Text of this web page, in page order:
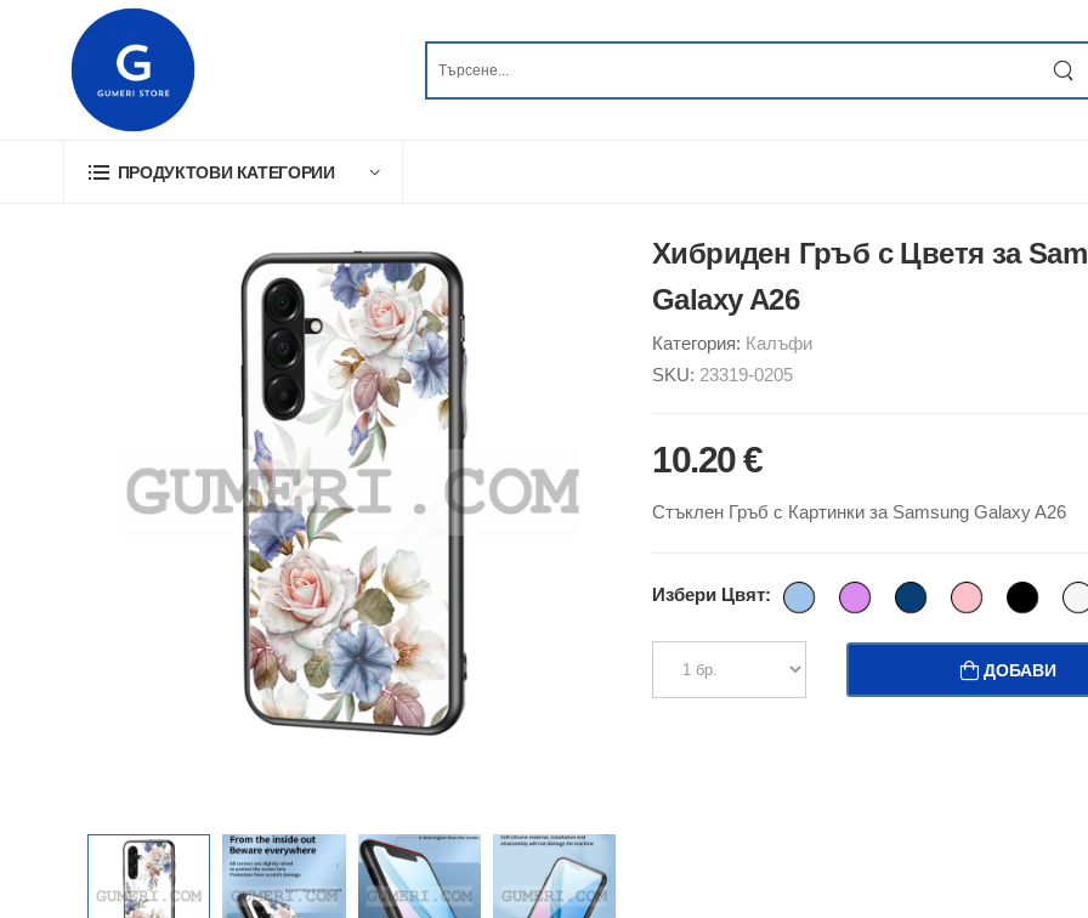
ПРОДУКТОВИ КАТЕГОРИИ
Хибриден Гръб с Цветя за
Galaxy A26
Категория: Калъфи
SKU: 23319-0205
10.20 €
Стъклен Гръб с Картинки за Samsung Galaxy A26
Избери Цвят:
ДОБАВИ